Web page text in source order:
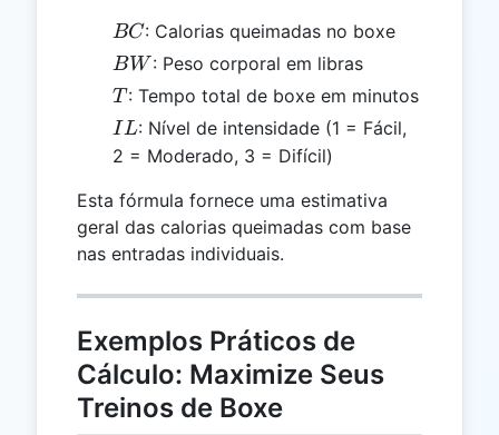
BC
BC: Calorias queimadas no boxe
BW
BW : Peso corporal em libras
T
T : Tempo total de boxe em minutos
IL
IL: Nível de intensidade (1 = Fácil,
2 = Moderado, 3 = Difícil)
Esta fórmula fornece uma estimativa
geral das calorias queimadas com base
nas entradas individuais.
Exemplos Práticos de
Cálculo: Maximize Seus
Treinos de Boxe